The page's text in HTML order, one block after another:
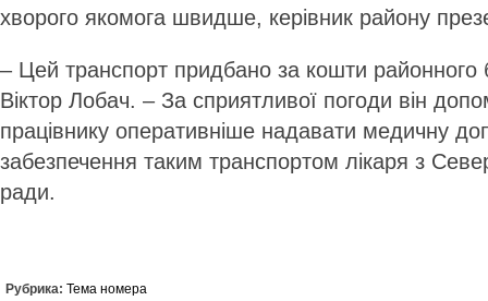
хворого якомога швидше, керівник району
– Цей транспорт придбано за кошти районного
Віктор Лобач. – За сприятливої погоди він
працівнику оперативніше надавати медичну
забезпечення таким транспортом лікаря з
ради.
Рубрика: Тема номера